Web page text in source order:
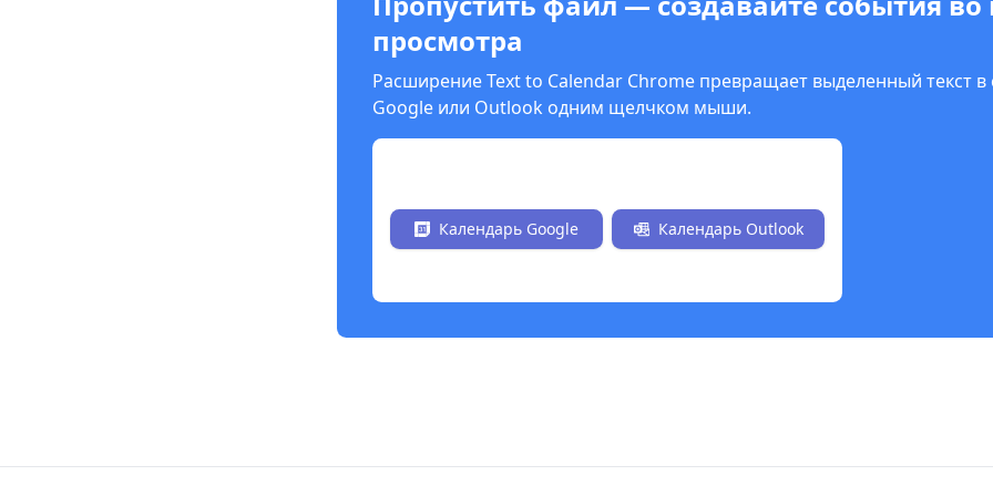
просмотра
Расширение Text to Calendar Chrome превращает выделенный текст в
Google или Outlook одним щелчком мыши.
Календарь Google Календарь Outlook